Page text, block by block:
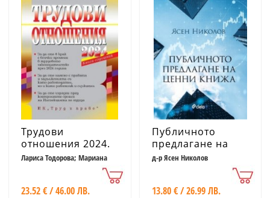
Трудови
отношения 2024.
Книга-годишник
Лариса Тодорова; Мариана
Василева; Теодора Дичева
23.52 € / 46.00 ЛВ.
Публичното
предлагане на
ценни книжа
д-р Ясен Николов
13.80 € / 26.99 ЛВ.